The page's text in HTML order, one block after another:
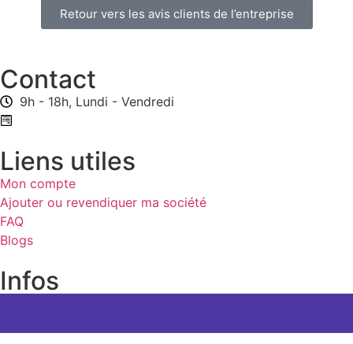
Retour vers les avis clients de l’entreprise
Contact
9h - 18h, Lundi - Vendredi
Liens utiles
Mon compte
Ajouter ou revendiquer ma société
FAQ
Blogs
Infos